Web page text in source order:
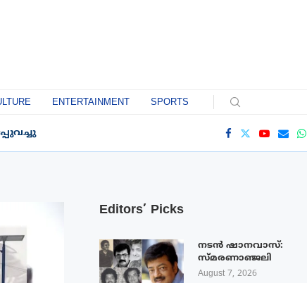
ENTERTAINMENT SPORTS
Editors’ Picks
നടൻ ഷാനവാസ്:
സ്മരണാഞ്ജലി
August 7, 2026